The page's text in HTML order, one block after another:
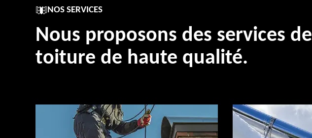
NOS SERVICES
Nous proposons des services de
toiture de haute qualité.